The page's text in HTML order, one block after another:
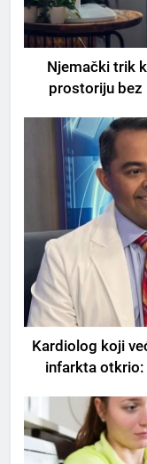
Njemački trik
prostoriju bez
Kardiolog koji
infarkta otkrio:
5
6